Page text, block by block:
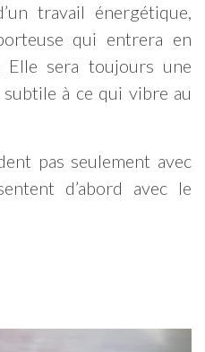
travail énergétique,
qui entrera en
Elle sera toujours une
à ce qui vibre au
pas seulement avec
d’abord avec le